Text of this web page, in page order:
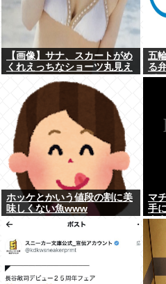
【画像】サナ、スカートがめ
くれえっちなショーツ丸見え
五
る
て
ホッケとかいう値段の割に美
味しくない魚www
マ
手
ク